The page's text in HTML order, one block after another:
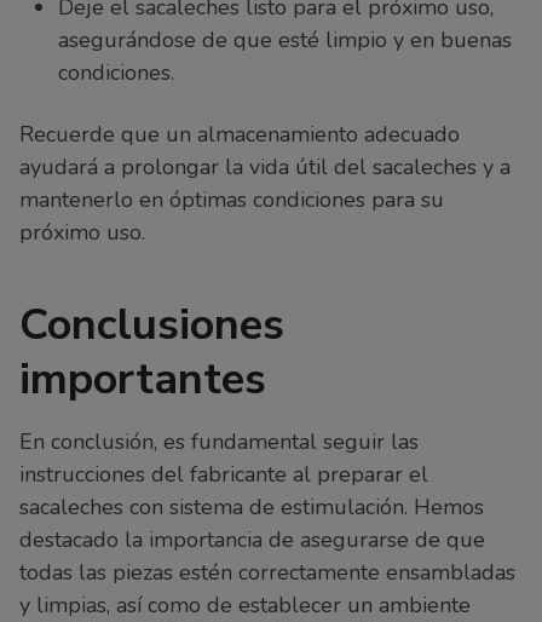
Deje el sacaleches listo para el próximo uso,
asegurándose de que esté limpio y en buenas
condiciones.
Recuerde que un almacenamiento adecuado
ayudará a prolongar la vida útil del sacaleches y a
mantenerlo en óptimas condiciones para su
próximo uso.
Conclusiones
importantes
En conclusión, es fundamental seguir las
instrucciones del fabricante al preparar el
sacaleches con sistema de estimulación. Hemos
destacado la importancia de asegurarse de que
todas las piezas estén correctamente ensambladas
y limpias, así como de establecer un ambiente